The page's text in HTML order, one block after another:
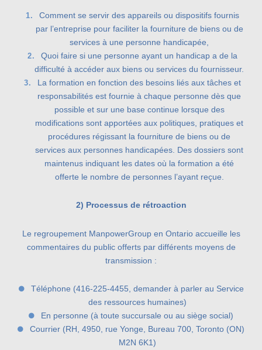
Comment se servir des appareils ou dispositifs fournis
par l’entreprise pour faciliter la fourniture de biens ou de
services à une personne handicapée,
Quoi faire si une personne ayant un handicap a de la
difficulté à accéder aux biens ou services du fournisseur.
La formation en fonction des besoins liés aux tâches et
responsabilités est fournie à chaque personne dès que
possible et sur une base continue lorsque des
modifications sont apportées aux politiques, pratiques et
procédures régissant la fourniture de biens ou de
services aux personnes handicapées. Des dossiers sont
maintenus indiquant les dates où la formation a été
offerte le nombre de personnes l’ayant reçue.
2) Processus de rétroaction
Le regroupement ManpowerGroup en Ontario accueille les
commentaires du public offerts par différents moyens de
transmission :
Téléphone (416-225-4455, demander à parler au Service
des ressources humaines)
En personne (à toute succursale ou au siège social)
Courrier (RH, 4950, rue Yonge, Bureau 700, Toronto (ON)
M2N 6K1)